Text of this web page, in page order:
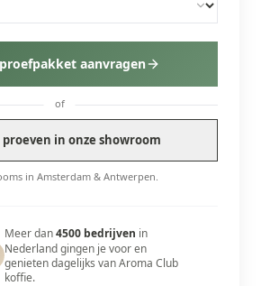
aanvragen
of
proeven in onze showroom
in Amsterdam & Antwerpen.
Meer dan4500 bedrijven in
Nederland gingen je voor en
genieten dagelijks van Aroma Club
koffie.